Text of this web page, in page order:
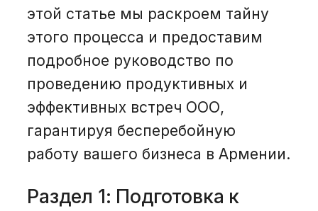
этой статье мы раскроем тайну
этого процесса и предоставим
подробное руководство по
проведению продуктивных и
эффективных встреч ООО,
гарантируя бесперебойную
работу вашего бизнеса в Армении.
Раздел 1: Подготовка к